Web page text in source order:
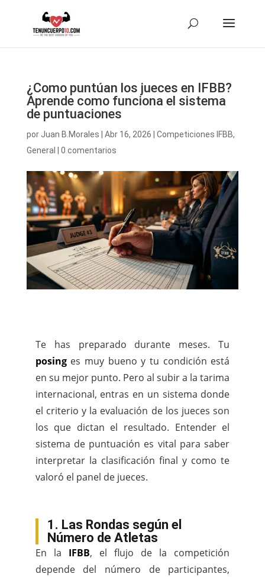
¿Como puntúan los jueces en IFBB?
Aprende como funciona el sistema
de puntuaciones
por Juan B.Morales Abr 16, 2026 Competiciones IFBB,
General
0 comentarios
Te has preparado durante meses. Tu
posinges muy bueno y tu condición está
en su mejor punto. Pero al subir a la tarima
internacional, entras en un sistema donde
el criterio y la evaluación de los jueces son
los que dictan el resultado. Entender el
sistema de puntuación es vital para saber
interpretar la clasificación final y como te
valoró el panel de jueces.
1. Las Rondas según el
Número de Atletas
En la IFBB, el flujo de la competición
depende del número de participantes,